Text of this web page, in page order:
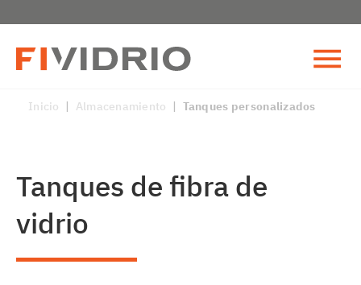
Inicio | Almacenamiento | Tanques personalizados
Tanques de fibra de
vidrio